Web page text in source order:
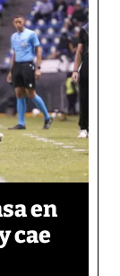
en
cae